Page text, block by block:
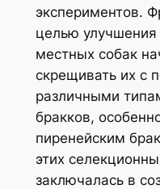
экспериментов.
целью улучшения
местных собак
скрещивать их с
различными
бракков,
пиренейским
этих
заключалась в